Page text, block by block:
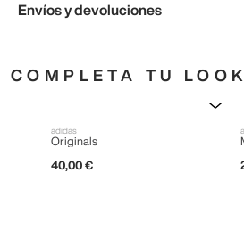
Envíos y devoluciones
COMPLETA TU LOOK